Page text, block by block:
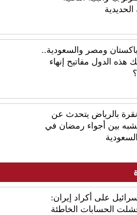
ومصر والسعودية..
هذه الدول مفاتيح إنهاء
بالرياض يتحدث عن
بين أجواء رمضان في
على أكراد إيران:
الحسابات الخاطئة